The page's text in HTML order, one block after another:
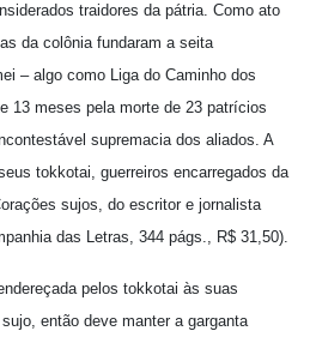
traidores da pátria. Como ato
da colônia fundaram a seita
– algo como Liga do Caminho dos
13 meses pela morte de 23 patrícios
supremacia dos aliados. A
tokkotai, guerreiros encarregados da
sujos, do escritor e jornalista
das Letras, 344 págs., R$ 31,50).
pelos tokkotai às suas
então deve manter a garganta